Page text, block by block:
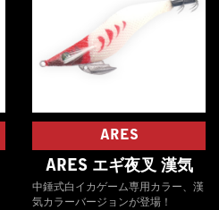
ARES
ARES エギ夜叉 漢気
中錘式白イカゲーム専用カラー、漢
気カラーバージョンが登場！